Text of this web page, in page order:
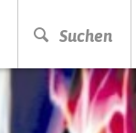
Suchen